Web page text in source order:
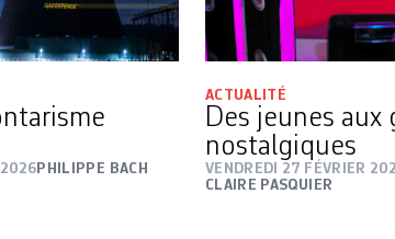
2026 PHILIPPE BACH
ACTUALITÉ
Des jeunes aux
nostalgiques
VENDREDI 27 FÉVRIER
CLAIRE PASQUIER